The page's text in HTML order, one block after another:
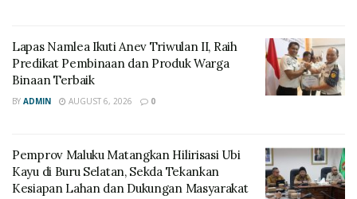
Lapas Namlea Ikuti Anev Triwulan II, Raih
Predikat Pembinaan dan Produk Warga
Binaan Terbaik
BY ADMIN AUGUST 6, 2026 0
‎Pemprov Maluku Matangkan Hilirisasi Ubi
Kayu di Buru Selatan, Sekda Tekankan
Kesiapan Lahan dan Dukungan Masyarakat